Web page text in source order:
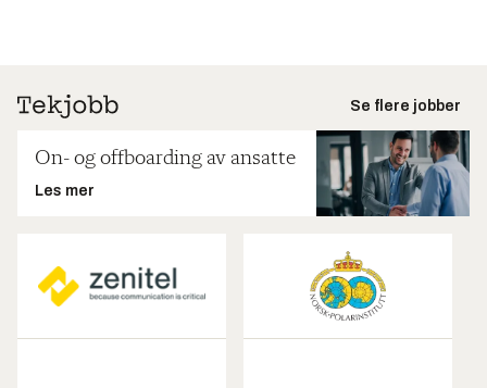
Se flere jobber
On- og offboarding av ansatte
Les mer